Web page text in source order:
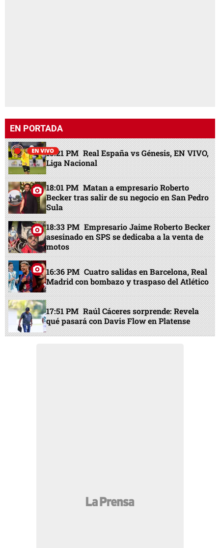
EN PORTADA
15:21 PM Real España vs Génesis, EN VIVO,
Liga Nacional
18:01 PM Matan a empresario Roberto
Becker tras salir de su negocio en San Pedro
Sula
18:33 PM Empresario Jaime Roberto Becker
asesinado en SPS se dedicaba a la venta de
motos
16:36 PM Cuatro salidas en Barcelona, Real
Madrid con bombazo y traspaso del Atlético
17:51 PM Raúl Cáceres sorprende: Revela
qué pasará con Davis Flow en Platense